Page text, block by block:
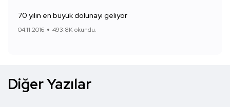
70 yılın en büyük dolunayı geliyor
04.11.2016 493.8K okundu.
Diğer Yazılar